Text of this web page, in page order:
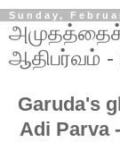
Sunday,
ஆதிபர்வம் -
Garuda's
Adi Parva